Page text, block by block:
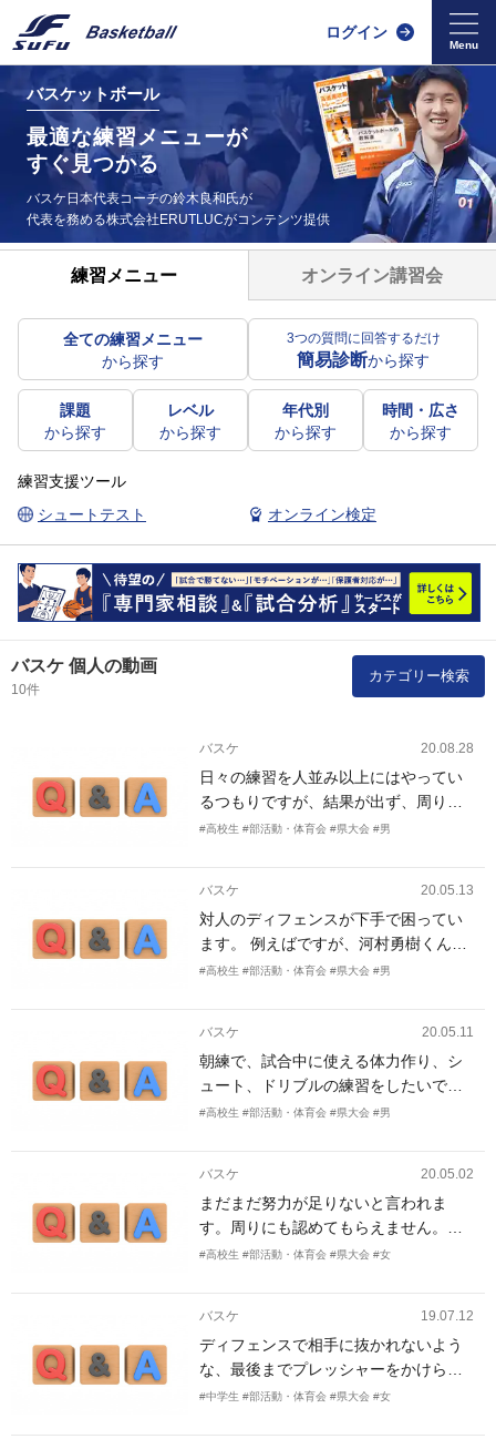
ログイン
バスケットボール
最適な練習メニューが
すぐ見つかる
バスケ日本代表コーチの鈴木良和氏が
代表を務める株式会社ERUTLUCがコンテンツ提供
練習メニュー オンライン講習会
全ての練習メニュー
から探す
3つの質問に回答するだけ
簡易診断から探す
課題
から探す
レベル
から探す
年代別
から探す
時間・広さ
から探す
練習支援ツール
シュートテスト
オンライン検定
バスケ 個人の動画
10件
カテゴリー検索
バスケ 20.08.28
日々の練習を人並み以上にはやってい
るつもりですが、結果が出ず、周りに
離されてしまっています。 今の問題点
ような事を意識して練習に取り組んだ
ほうがいいですしょうか? 周りから認
められ、バスケを今以上に楽しめるよ
うになりたいです。
#高校生 #部活動・体育会 #県大会 #男
バスケ 20.05.13
対人のディフェンスが下手で困ってい
ます。 例えばですが、河村勇樹くんの
ようなディフェンスフットワークを身
#高校生 #部活動・体育会 #県大会 #男
バスケ 20.05.11
朝練で、試合中に使える体力作り、シ
ュート、ドリブルの練習をしたいで
す。ポジションはSGです。
#高校生 #部活動・体育会 #県大会 #男
バスケ 20.05.02
まだまだ努力が足りないと言われま
す。周りにも認めてもらえません。上
手くなればいいというのはわかってい
しても、何をすればいいかわかりませ
ん。個人練習で上手くなるにはどうす
ればいいでしょうか。それと、実力を
つける、ということについて教えてく
#高校生 #部活動・体育会 #県大会 #女
バスケ 19.07.12
ディフェンスで相手に抜かれないよう
な、最後までプレッシャーをかけられ
る足を作りたい。オフェンスでは1on1
#中学生 #部活動・体育会 #県大会 #女